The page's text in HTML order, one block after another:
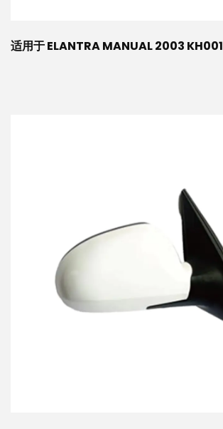
适用于 ELANTRA MANUAL 2003 KH001